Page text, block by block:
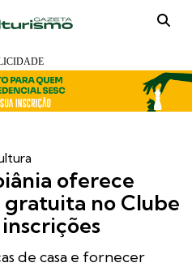
oferece
no Clube
de casa e fornecer